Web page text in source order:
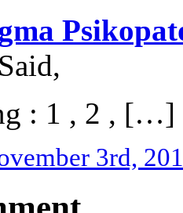
Said,
: 1 , 2 , […]
3rd,